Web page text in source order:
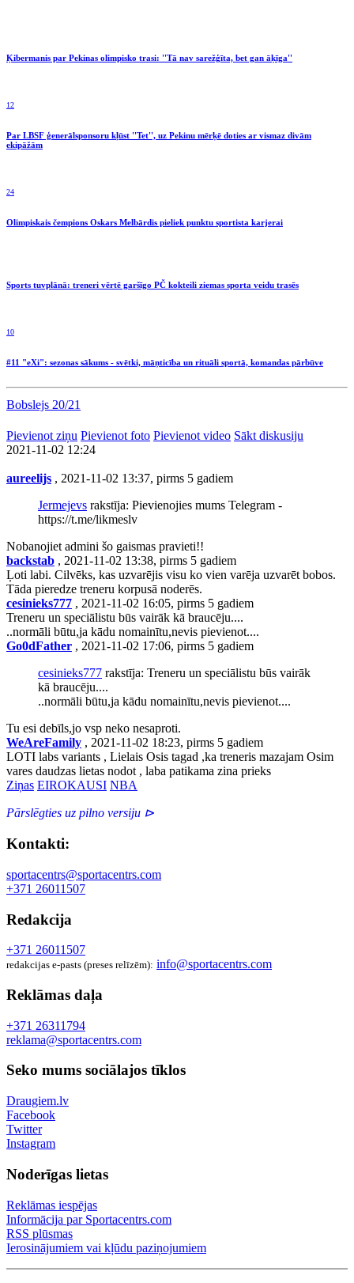
Ķibermanis par Pekinas olimpisko trasi: ''Tā nav sarežģīta, bet gan āķīga''
12
Par LBSF ģenerālsponsoru kļūst ''Tet'', uz Pekinu mērķē doties ar vismaz divām
ekipāžām
24
Olimpiskais čempions Oskars Melbārdis pieliek punktu sportista karjerai
Sports tuvplānā: treneri vērtē garšīgo PČ kokteili ziemas sporta veidu trasēs
10
#11 "eXi": sezonas sākums - svētki, māņticība un rituāli sportā, komandas pārbūve
Bobslejs 20/21
Pievienot ziņu Pievienot foto Pievienot video Sākt diskusiju
2021-11-02 12:24
aureelijs , 2021-11-02 13:37, pirms 5 gadiem
Jermejevs rakstīja: Pievienojies mums Telegram -
https://t.me/likmeslv
Nobanojiet admini šo gaismas pravieti!!
backstab , 2021-11-02 13:38, pirms 5 gadiem
Ļoti labi. Cilvēks, kas uzvarējis visu ko vien varēja uzvarēt bobos.
Tāda pieredze treneru korpusā noderēs.
cesinieks777 , 2021-11-02 16:05, pirms 5 gadiem
Treneru un speciālistu būs vairāk kā braucēju....
..normāli būtu,ja kādu nomainītu,nevis pievienot....
Go0dFather , 2021-11-02 17:06, pirms 5 gadiem
cesinieks777 rakstīja: Treneru un speciālistu būs vairāk
kā braucēju....
..normāli būtu,ja kādu nomainītu,nevis pievienot....
Tu esi debīls,jo vsp neko nesaproti.
WeAreFamily , 2021-11-02 18:23, pirms 5 gadiem
LOTI labs variants , Lielais Osis tagad ,ka treneris mazajam Osim
vares daudzas lietas nodot , laba patikama zina prieks
Ziņas EIROKAUSI NBA
Pārslēgties uz pilno versiju ⊳
Kontakti:
sportacentrs@sportacentrs.com
+371 26011507
Redakcija
+371 26011507
redakcijas e-pasts (preses relīzēm): info@sportacentrs.com
Reklāmas daļa
+371 26311794
reklama@sportacentrs.com
Seko mums sociālajos tīklos
Draugiem.lv
Facebook
Twitter
Instagram
Noderīgas lietas
Reklāmas iespējas
Informācija par Sportacentrs.com
RSS plūsmas
Ierosinājumiem vai kļūdu paziņojumiem